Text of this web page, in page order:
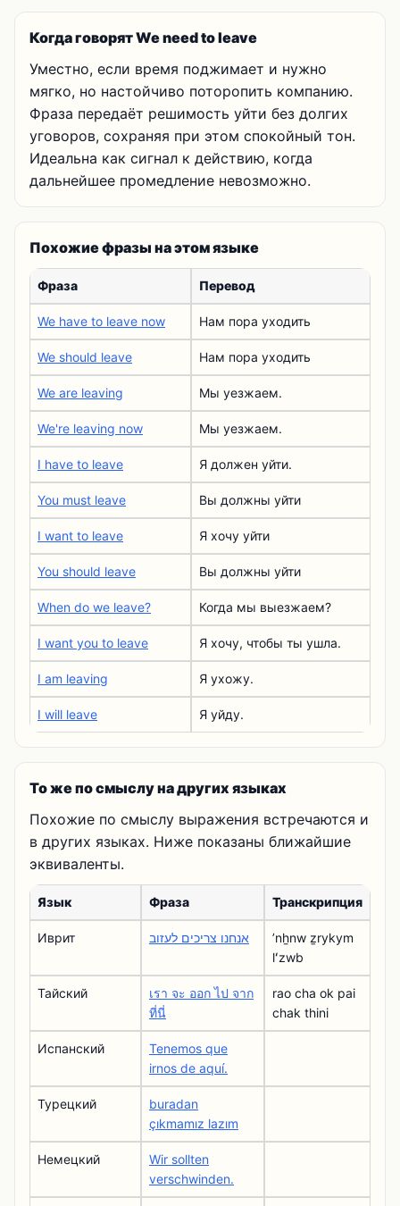
Когда говорят We need to leave
Уместно, если время поджимает и нужно
мягко, но настойчиво поторопить компанию.
Фраза передаёт решимость уйти без долгих
уговоров, сохраняя при этом спокойный тон.
Идеальна как сигнал к действию, когда
дальнейшее промедление невозможно.
Похожие фразы на этом языке
Фраза Перевод
We have to leave now Нам пора уходить
We should leave Нам пора уходить
We are leaving Мы уезжаем.
We're leaving now Мы уезжаем.
I have to leave Я должен уйти.
You must leave Вы должны уйти
I want to leave Я хочу уйти
You should leave Вы должны уйти
When do we leave? Когда мы выезжаем?
I want you to leave Я хочу, чтобы ты ушла.
I am leaving Я ухожу.
I will leave Я уйду.
То же по смыслу на других языках
Похожие по смыслу выражения встречаются и
в других языках. Ниже показаны ближайшие
эквиваленты.
Язык Фраза Транскрипция
Иврит אנחנו צריכים לעזוב
ʼnẖnw ẕrykym
lʻzwb
Тайский
เรา จะ ออก ไป จาก
ที่นี่
rao cha ok pai
chak thini
Испанский
Tenemos que
irnos de aquí.
Турецкий
buradan
çıkmamız lazım
Немецкий
Wir sollten
verschwinden.